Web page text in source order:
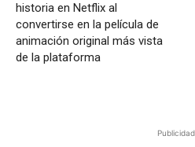
historia en Netflix al
convertirse en la película de
animación original más vista
de la plataforma
Publicidad